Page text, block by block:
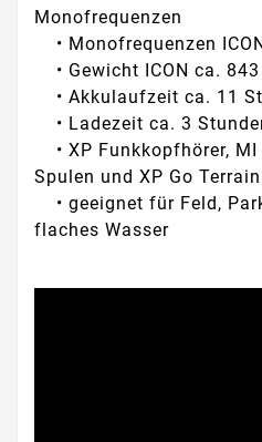
Monofrequenzen
• Monofrequenzen
• Gewicht ICON ca. 843
• Akkulaufzeit ca. 11
• Ladezeit ca. 3
• XP Funkkopfhörer, MI
Spulen und XP Go
• geeignet für Feld,
flaches Wasser